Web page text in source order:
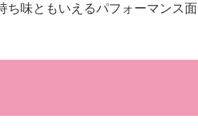
ち味ともいえるパフォーマンス面